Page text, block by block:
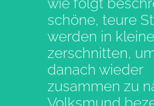
schöne, teure
werden in
zerschnitten,
danach wieder
zusammen zu